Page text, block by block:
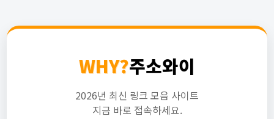
WHY?주소와이
2026년 최신 링크 모음 사이트
지금 바로 접속하세요.